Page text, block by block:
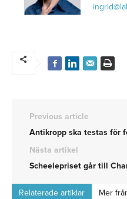
Previous article
Antikropp ska testas för
Nästa artikel
Scheelepriset går till
Relaterade artiklar Mer